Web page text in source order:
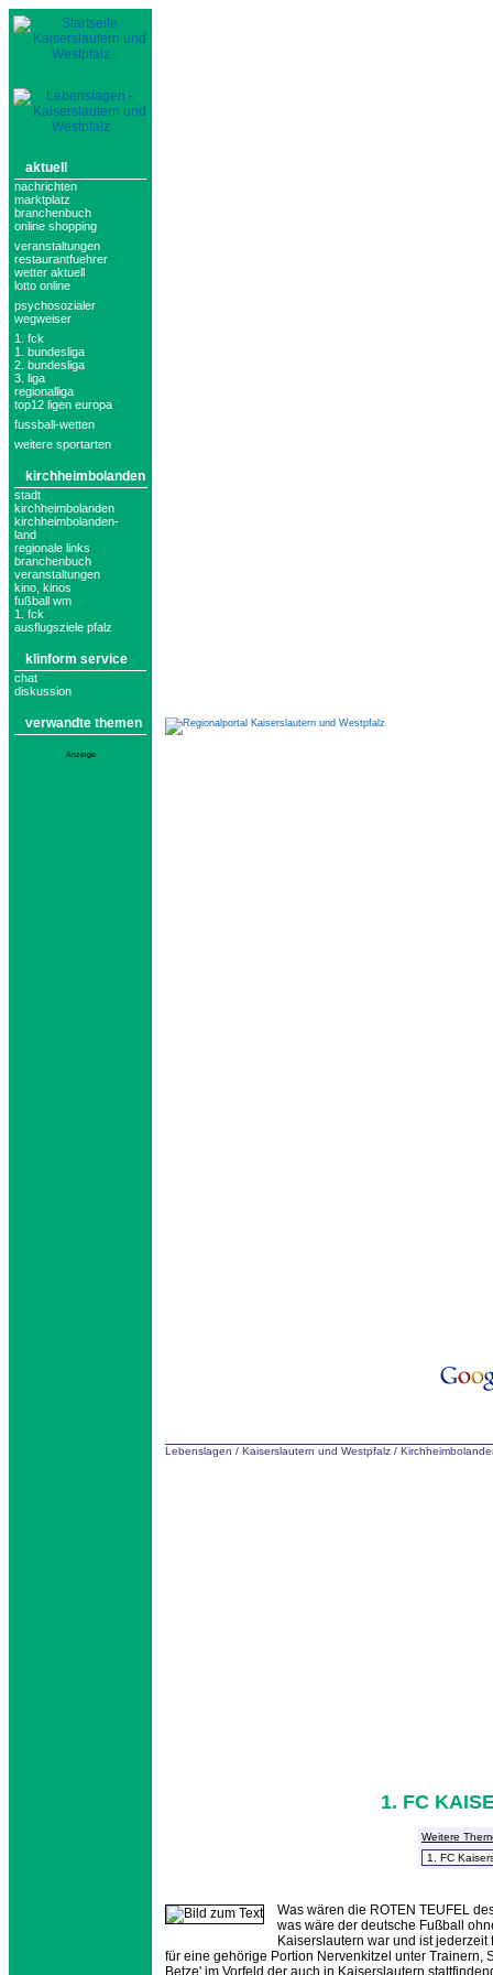
aktuell
nachrichten
marktplatz
branchenbuch
online shopping
veranstaltungen
restaurantfuehrer
wetter aktuell
lotto online
psychosozialer
wegweiser
1. fck
1. bundesliga
2. bundesliga
3. liga
regionalliga
top12 ligen europa
fussball-wetten
weitere sportarten
kirchheimbolanden
stadt
kirchheimbolanden
kirchheimbolanden-
land
regionale links
branchenbuch
veranstaltungen
kino, kinos
fußball wm
1. fck
ausflugsziele pfalz
klinform service
chat
diskussion
verwandte themen
Anzeige
Lebenslagen / Kaiserslautern und Westpfalz /
1. FC
Weitere
Was wären die ROTEN TEUFEL
was wäre der deutsche Fußball
Kaiserslautern war und ist
für eine gehörige Portion Nervenkitzel unter Trainern,
Betze' im Vorfeld der auch in Kaiserslautern